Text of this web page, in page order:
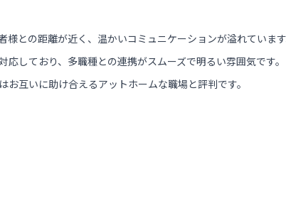
との距離が近く、温かいコミュニケーションが溢れています
しており、多職種との連携がスムーズで明るい雰囲気です。
お互いに助け合えるアットホームな職場と評判です。